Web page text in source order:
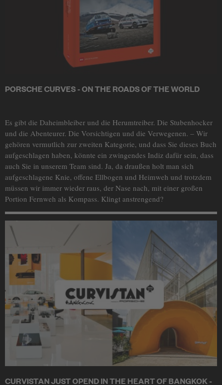
PORSCHE CURVES - ON THE ROADS OF THE WORLD
Es gibt die Daheimbleiber und die Herumtreiber. Die Stubenhocker
und die Abenteurer. Die Vorsichtigen und die Verwegenen. – Wir
gehören vermutlich zur zweiten Kategorie, und dass Sie dieses Buch
aufgeschlagen haben, könnte ein zwingendes Indiz dafür sein, dass
auch Sie in unserem Team sind. Ja, da draußen holt man sich
aufgeschlagene Knie, offene Ellbogen und Heimweh und trotzdem
müssen wir immer wieder raus, der Nase nach, mit einer großen
Portion Fernweh als Kompass. Klingt anstrengend?
CURVISTAN JUST OPEND IN THE HEART OF BANGKOK -